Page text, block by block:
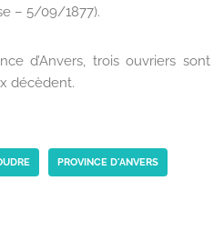
– 5/09/1877).
d’Anvers, trois ouvriers sont
décèdent.
PROVINCE D'ANVERS